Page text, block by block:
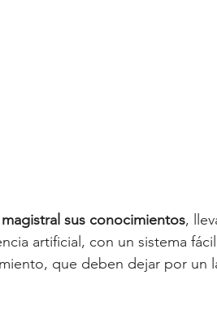
magistral sus conocimientos,
artificial, con un sistema
que deben dejar por un